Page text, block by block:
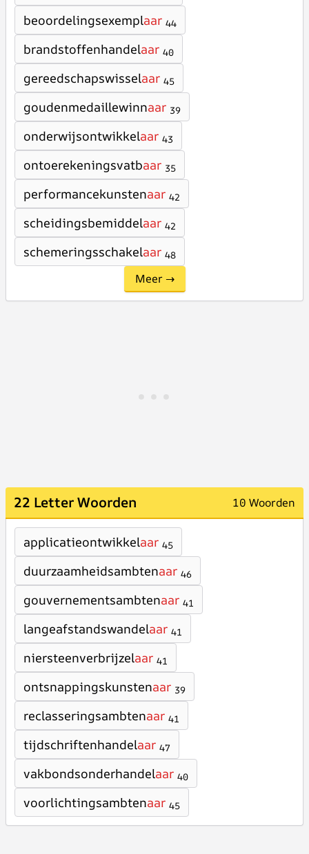
beoordelingsexemplaar 44
brandstoffenhandelaar 40
gereedschapswisselaar 45
goudenmedaillewinnaar 39
onderwijsontwikkelaar 43
ontoerekeningsvatbaar 35
performancekunstenaar 42
scheidingsbemiddelaar 42
schemeringsschakelaar 48
Meer →
22 Letter Woorden 10 Woorden
applicatieontwikkelaar 45
duurzaamheidsambtenaar 46
gouvernementsambtenaar 41
langeafstandswandelaar 41
niersteenverbrijzelaar 41
ontsnappingskunstenaar 39
reclasseringsambtenaar 41
tijdschriftenhandelaar 47
vakbondsonderhandelaar 40
voorlichtingsambtenaar 45